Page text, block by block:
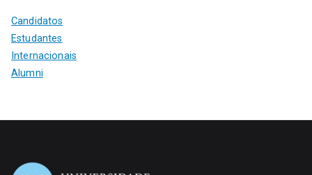
Candidatos
Estudantes
Internacionais
Alumni